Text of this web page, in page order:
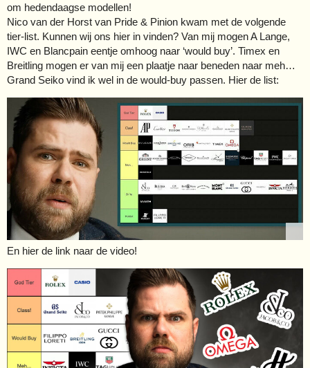
om hedendaagse modellen!
Nico van der Horst van Pride & Pinion kwam met de volgende
tier-list. Kunnen wij ons hier in vinden? Van mij mogen A Lange,
IWC en Blancpain eentje omhoog naar ‘would buy’. Timex en
Breitling mogen er van mij een plaatje naar beneden naar meh…
Grand Seiko vind ik wel in de would-buy passen. Hier de list:
En hier de link naar de video!